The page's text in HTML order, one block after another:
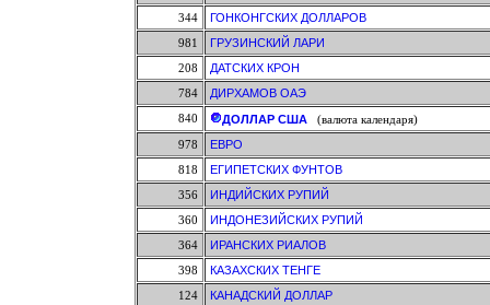
344
ГОНКОНГСКИХ ДОЛЛАРОВ
981
ГРУЗИНСКИЙ ЛАРИ
208
ДАТСКИХ КРОН
784
ДИРХАМОВ ОАЭ
840
ДОЛЛАР США(валюта календаря)
978
ЕВРО
818
ЕГИПЕТСКИХ ФУНТОВ
356
ИНДИЙСКИХ РУПИЙ
360
ИНДОНЕЗИЙСКИХ РУПИЙ
364
ИРАНСКИХ РИАЛОВ
398
КАЗАХСКИХ ТЕНГЕ
124
КАНАДСКИЙ ДОЛЛАР